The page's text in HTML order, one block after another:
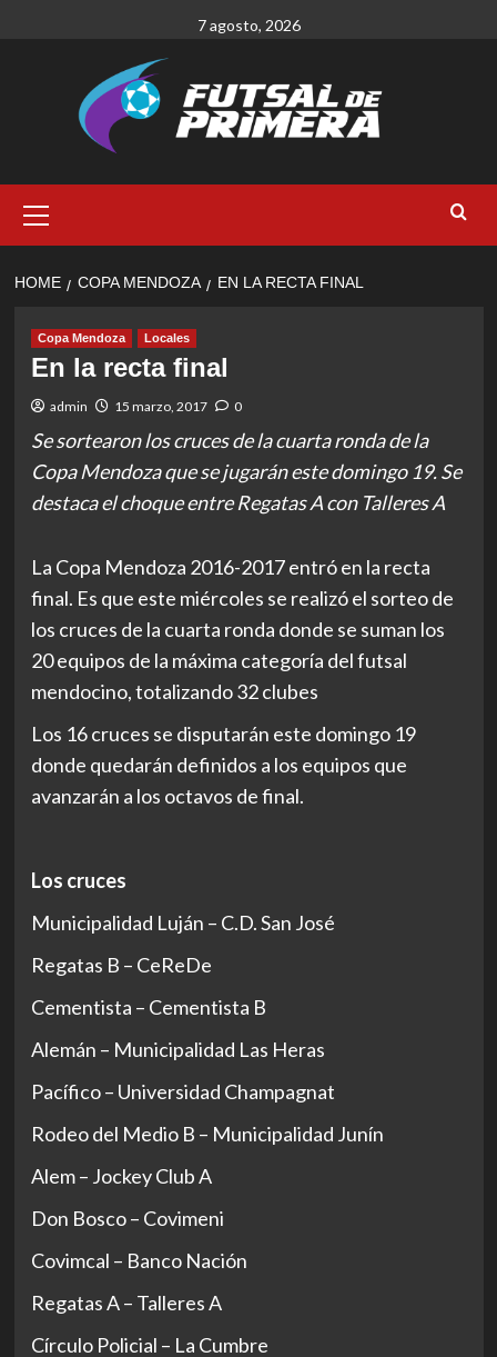
7 agosto, 2026
Menu
HOME COPA MENDOZA EN LA RECTA FINAL
Copa Mendoza Locales
En la recta final
admin 15 marzo, 2017 0
Se sortearon los cruces de la cuarta ronda de la
Copa Mendoza que se jugarán este domingo 19. Se
destaca el choque entre Regatas A con Talleres A
La Copa Mendoza 2016-2017 entró en la recta
final. Es que este miércoles se realizó el sorteo de
los cruces de la cuarta ronda donde se suman los
20 equipos de la máxima categoría del futsal
mendocino, totalizando 32 clubes
Los 16 cruces se disputarán este domingo 19
donde quedarán definidos a los equipos que
avanzarán a los octavos de final.
Los cruces
Municipalidad Luján – C.D. San José
Regatas B – CeReDe
Cementista – Cementista B
Alemán – Municipalidad Las Heras
Pacífico – Universidad Champagnat
Rodeo del Medio B – Municipalidad Junín
Alem – Jockey Club A
Don Bosco – Covimeni
Covimcal – Banco Nación
Regatas A – Talleres A
Círculo Policial – La Cumbre